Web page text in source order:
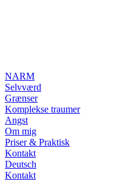
NARM
Selvværd
Grænser
Komplekse traumer
Angst
Om mig
Priser & Praktisk
Kontakt
Deutsch
Kontakt